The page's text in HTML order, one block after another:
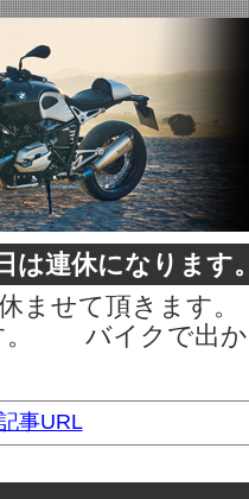
は連休になります
休ませて頂きま
す。 バイクで
事URL